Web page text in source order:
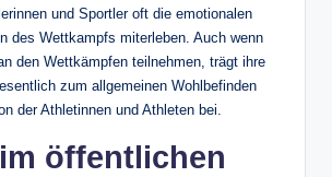
und Sportler oft die emotionalen
des Wettkampfs miterleben. Auch wenn
den Wettkämpfen teilnehmen, trägt ihre
zum allgemeinen Wohlbefinden
der Athletinnen und Athleten bei.
öffentlichen